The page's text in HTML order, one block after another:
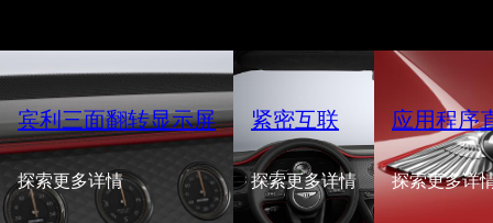
宾利三面翻转显示屏
探索更多详情
紧密互联
探索更多详情
应用程序
探索更多详